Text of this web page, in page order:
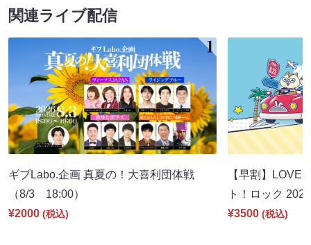
関連ライブ配信
ギブLabo.企画 真夏の！大喜利団体戦
（8/3 18:00）
¥2000 (税込)
【早割】LOVE
ト！ロック
¥3500 (税込)